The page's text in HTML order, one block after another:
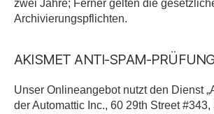
zwei Jahre; Ferner gelten die
Archivierungspflichten.
AKISMET ANTI-SPAM-
Unser Onlineangebot nutzt den Dienst
der Automattic Inc., 60 29th Street